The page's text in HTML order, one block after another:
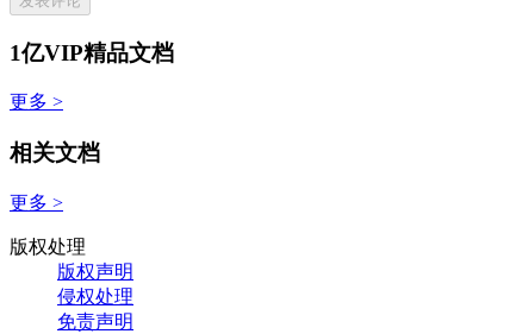
1亿VIP精品文档
更多 >
相关文档
更多 >
版权处理
版权声明
侵权处理
免责声明